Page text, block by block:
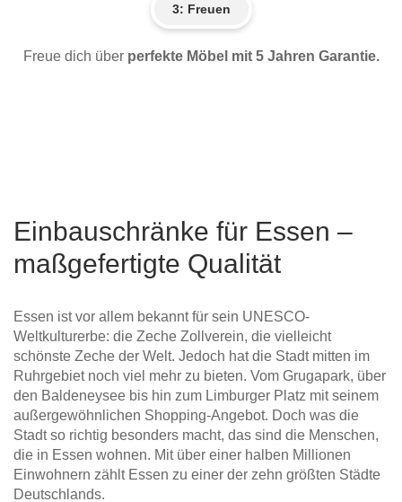
3: Freuen
Freue dich über perfekte Möbel mit 5 Jahren Garantie.
Einbauschränke für Essen –
maßgefertigte Qualität
Essen ist vor allem bekannt für sein UNESCO-
Weltkulturerbe: die Zeche Zollverein, die vielleicht
schönste Zeche der Welt. Jedoch hat die Stadt mitten im
Ruhrgebiet noch viel mehr zu bieten. Vom Grugapark, über
den Baldeneysee bis hin zum Limburger Platz mit seinem
außergewöhnlichen Shopping-Angebot. Doch was die
Stadt so richtig besonders macht, das sind die Menschen,
die in Essen wohnen. Mit über einer halben Millionen
Einwohnern zählt Essen zu einer der zehn größten Städte
Deutschlands.